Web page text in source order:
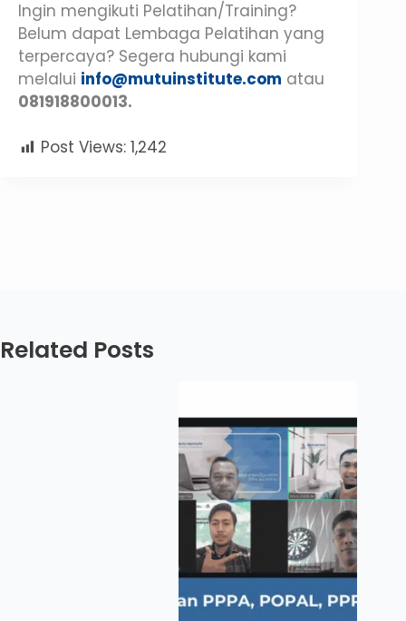
Ingin mengikuti Pelatihan/Training?
Belum dapat Lembaga Pelatihan yang
terpercaya? Segera hubungi kami
melalui info@mutuinstitute.com atau
081918800013.
Post Views: 1,242
Related Posts